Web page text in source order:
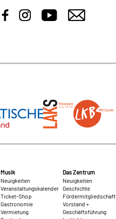
Musik
Neuigkeiten
Veranstaltungskalender
Ticket-Shop
Gastronomie
Vermietung
Das Zentrum
Neuigkeiten
Geschichte
Fördermitgliedschaft
Vorstand +
Geschäftsführung